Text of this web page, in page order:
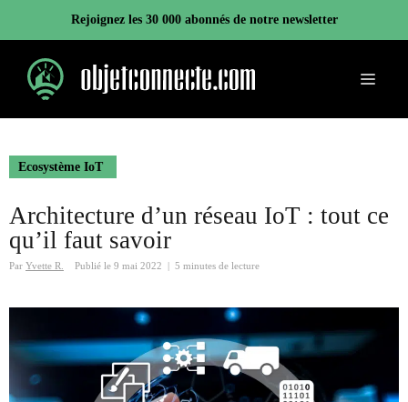
contenu
Rejoignez les 30 000 abonnés de notre newsletter
Menu
Ecosystème IoT
Architecture d’un réseau IoT : tout ce
qu’il faut savoir
Par Yvette R. Publié le 9 mai 2022 5 minutes de lecture